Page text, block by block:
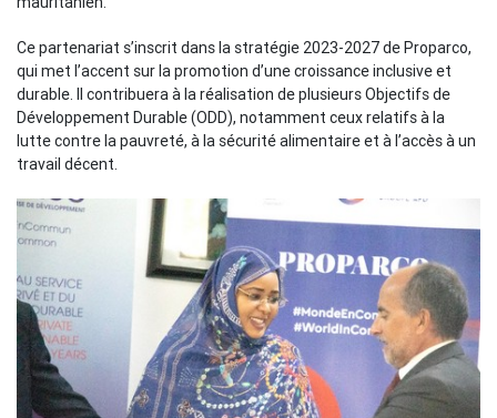
Ce partenariat s’inscrit dans la stratégie 2023-2027 de Proparco,
qui met l’accent sur la promotion d’une croissance inclusive et
durable. Il contribuera à la réalisation de plusieurs Objectifs de
Développement Durable (ODD), notamment ceux relatifs à la
lutte contre la pauvreté, à la sécurité alimentaire et à l’accès à un
travail décent.